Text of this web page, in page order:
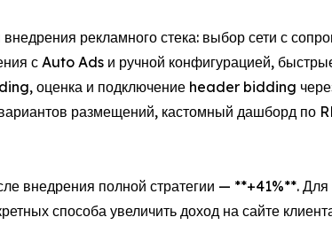
рекламного стека: выбор сети с
с Auto Ads и ручной конфигурацией,
оценка и подключение header bidding через
размещений, кастомный дашборд по
внедрения полной стратегии — **+41%**. Для
способа увеличить доход на сайте